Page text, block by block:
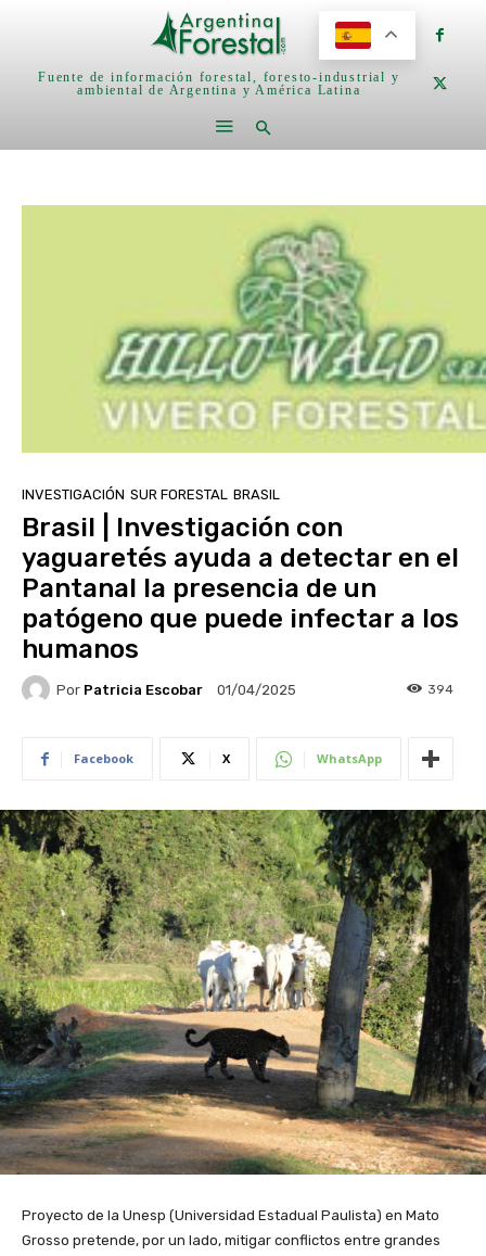
Fuente de información forestal, foresto-industrial y
ambiental de Argentina y América Latina
INVESTIGACIÓN SUR FORESTAL BRASIL
Brasil | Investigación con
yaguaretés ayuda a detectar en el
Pantanal la presencia de un
patógeno que puede infectar a los
humanos
Por Patricia Escobar 01/04/2025 394
Facebook X WhatsApp
Proyecto de la Unesp (Universidad Estadual Paulista) en Mato
Grosso pretende, por un lado, mitigar conflictos entre grandes